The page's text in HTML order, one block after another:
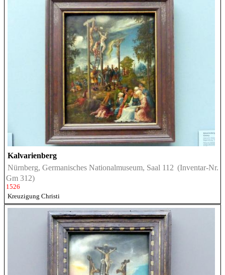
Kalvarienberg
Nürnberg, Germanisches Nationalmuseum, Saal 112 (Inventar-Nr.
Gm 312)
1526
Kreuzigung Christi